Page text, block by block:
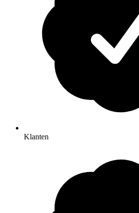
Klanten